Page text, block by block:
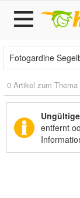
0 Artikel zum Thema
entfernt